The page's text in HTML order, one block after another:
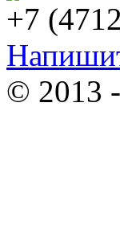
+7
© 2013